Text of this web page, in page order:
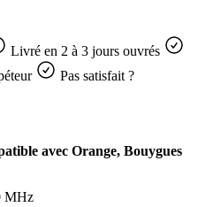
Livré en 2 à 3 jours ouvrés
Pas satisfait ?
avec Orange, Bouygues
MHz